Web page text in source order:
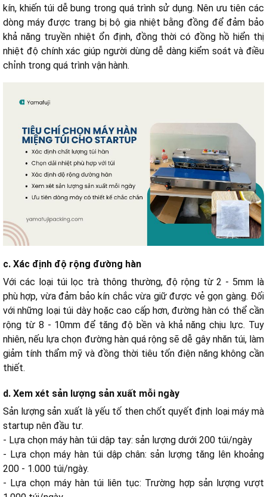
kín, khiến túi dễ bung trong quá trình sử dụng. Nên ưu tiên các
dòng máy được trang bị bộ gia nhiệt bằng đồng để đảm bảo
khả năng truyền nhiệt ổn định, đồng thời có đồng hồ hiển thị
nhiệt độ chính xác giúp người dùng dễ dàng kiểm soát và điều
chỉnh trong quá trình vận hành.
c. Xác định độ rộng đường hàn
Với các loại túi lọc trà thông thường, độ rộng từ 2 - 5mm là
phù hợp, vừa đảm bảo kín chắc vừa giữ được vẻ gọn gàng. Đối
với những loại túi dày hoặc cao cấp hơn, đường hàn có thể cần
rộng từ 8 - 10mm để tăng độ bền và khả năng chịu lực. Tuy
nhiên, nếu lựa chọn đường hàn quá rộng sẽ dễ gây nhăn túi, làm
giảm tính thẩm mỹ và đồng thời tiêu tốn điện năng không cần
thiết.
d. Xem xét sản lượng sản xuất mỗi ngày
Sản lượng sản xuất là yếu tố then chốt quyết định loại máy mà
startup nên đầu tư.
- Lựa chọn máy hàn túi dập tay: sản lượng dưới 200 túi/ngày
- Lựa chọn máy hàn túi dập chân: sản lượng tăng lên khoảng
200 - 1.000 túi/ngày.
- Lựa chọn máy hàn túi liên tục: Trường hợp sản lượng vượt